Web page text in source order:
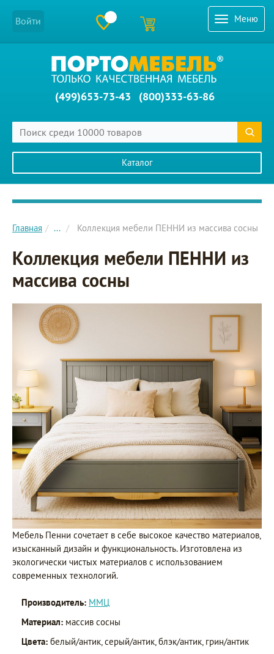
Меню
Войти
(499)653-73-43 (800)333-63-86
Каталог
Главное меню сайта
Главная ... Коллекция мебели ПЕННИ из массива сосны
Коллекция мебели ПЕННИ из
массива сосны
Мебель Пенни сочетает в себе высокое качество материалов,
изысканный дизайн и функциональность. Изготовлена из
экологически чистых материалов с использованием
современных технологий.
Производитель: ММЦ
Материал: массив сосны
Цвета: белый/антик, серый/антик, блэк/антик, грин/антик